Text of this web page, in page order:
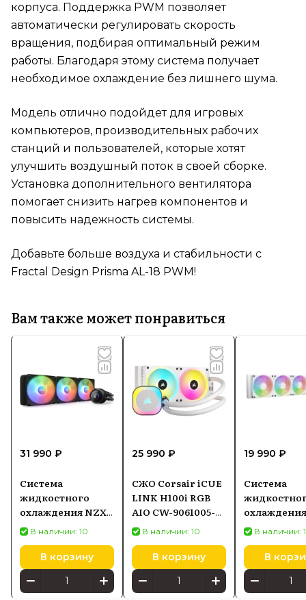
корпуса. Поддержка PWM позволяет
автоматически регулировать скорость
вращения, подбирая оптимальный режим
работы. Благодаря этому система получает
необходимое охлаждение без лишнего шума.
Модель отлично подойдет для игровых
компьютеров, производительных рабочих
станций и пользователей, которые хотят
улучшить воздушный поток в своей сборке.
Установка дополнительного вентилятора
помогает снизить нагрев компонентов и
повысить надежность системы.
Добавьте больше воздуха и стабильности с
Fractal Design Prisma AL-18 PWM!
Вам также может понравиться
31 990 ₽
Система
жидкостного
охлаждения NZXT
Kraken 360 RGB,
AIO 360 мм
В наличии: 10
В корзину
25 990 ₽
СЖО Corsair iCUE
LINK H100i RGB
AIO CW-9061005-
WWВ наличии: 10
В корзину
19 990 ₽
Система
Quiet! Light
360mm
3x120mm
В наличии:
В